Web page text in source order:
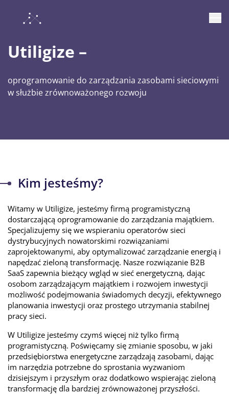
Utiligize –
oprogramowanie do zarządzania zasobami sieciowymi
w służbie zrównoważonego rozwoju
Kim jesteśmy?
Witamy w Utiligize, jesteśmy firmą programistyczną
dostarczającą oprogramowanie do zarządzania majątkiem.
Specjalizujemy się we wspieraniu operatorów sieci
dystrybucyjnych nowatorskimi rozwiązaniami
zaprojektowanymi, aby optymalizować zarządzanie energią i
napędzać zieloną transformację. Nasze rozwiązanie B2B
SaaS zapewnia bieżący wgląd w sieć energetyczną, dając
osobom zarządzającym majątkiem i rozwojem inwestycji
możliwość podejmowania świadomych decyzji, efektywnego
planowania inwestycji oraz prostego utrzymania stabilnej
pracy sieci.
W Utiligize jesteśmy czymś więcej niż tylko firmą
programistyczną. Poświęcamy się zmianie sposobu, w jaki
przedsiębiorstwa energetyczne zarządzają zasobami, dając
im narzędzia potrzebne do sprostania wyzwaniom
dzisiejszym i przyszłym oraz dodatkowo wspierając zieloną
transformację dla bardziej zrównoważonej przyszłości.